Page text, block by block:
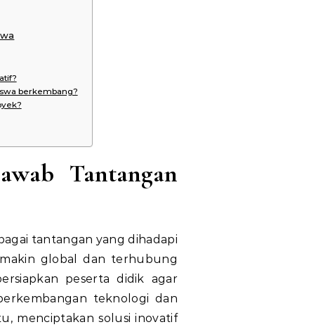
berkembang?
Tantangan
tantangan yang dihadapi
global dan terhubung
peserta didik agar
teknologi dan
menciptakan solusi inovatif